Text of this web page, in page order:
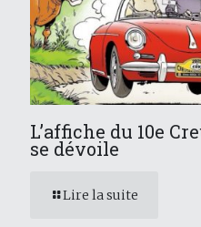
L’affiche du 10e
se dévoile
Lire la suite